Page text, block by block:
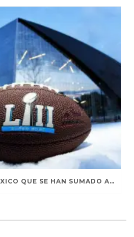
LAS MARCAS EN MÉXICO QUE SE HAN SUMADO AL HYPE DEL SUPER BOWL LII